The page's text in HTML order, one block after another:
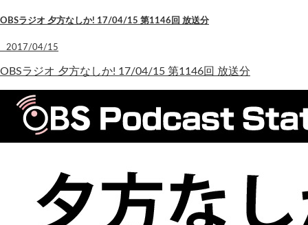
OBSラジオ 夕方なしか! 17/04/15 第1146回 放送分
2017/04/15
OBSラジオ 夕方なしか! 17/04/15 第1146回 放送分